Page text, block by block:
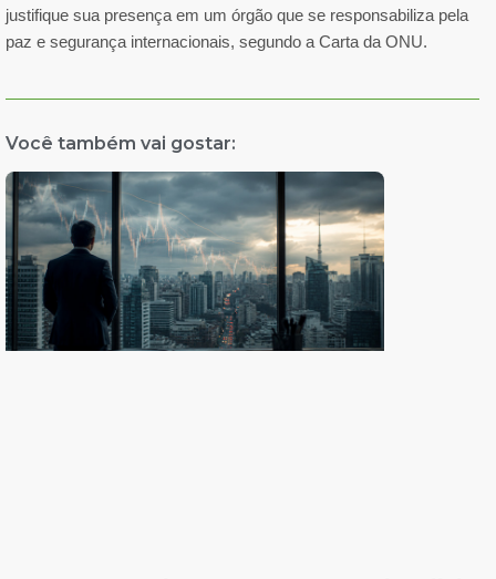
justifique sua presença em um órgão que se responsabiliza pela
paz e segurança internacionais, segundo a Carta da ONU.
Você também vai gostar: